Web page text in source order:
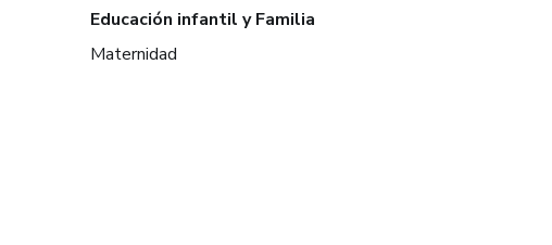
Educación infantil y Familia
Maternidad